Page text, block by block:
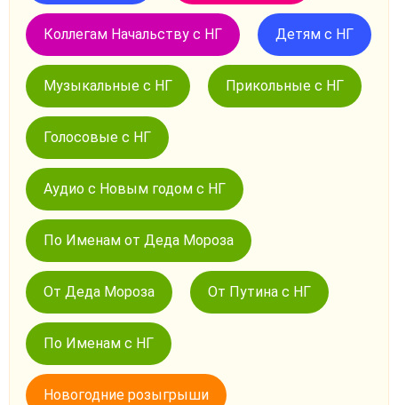
Коллегам Начальству с НГ Детям с НГ
Музыкальные с НГ Прикольные с НГ
Голосовые с НГ
Аудио с Новым годом с НГ
По Именам от Деда Мороза
От Деда Мороза От Путина с НГ
По Именам с НГ
Новогодние розыгрыши